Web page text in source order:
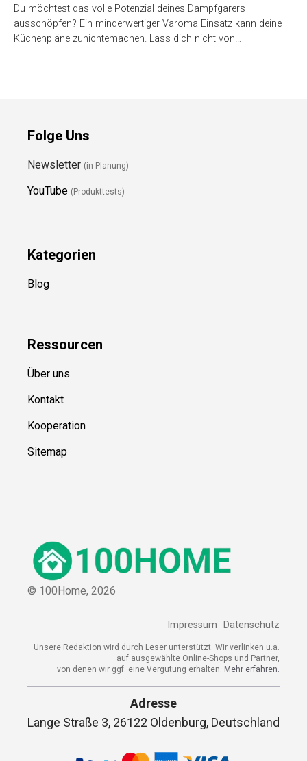
Du möchtest das volle Potenzial deines Dampfgarers
ausschöpfen? Ein minderwertiger Varoma Einsatz kann deine
Küchenpläne zunichtemachen. Lass dich nicht von…
Folge Uns
Newsletter (in Planung)
YouTube (Produkttests)
Kategorien
Blog
Ressourcen
Über uns
Kontakt
Kooperation
Sitemap
© 100Home, 2026
Impressum Datenschutz
Unsere Redaktion wird durch Leser unterstützt. Wir verlinken u.a.
auf ausgewählte Online-Shops und Partner,
von denen wir ggf. eine Vergütung erhalten. Mehr erfahren.
Adresse
Lange Straße 3, 26122 Oldenburg, Deutschland